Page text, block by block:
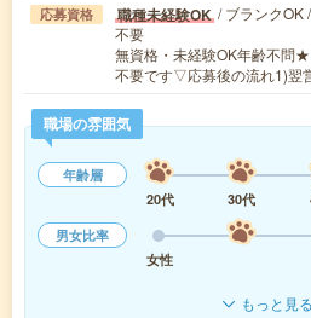
応募資格 職種未経験OK / ブランクOK
不要
無資格・未経験OK年齢不問
不要です▽応募後の流れ1)翌
職場の雰囲気
年齢層
20代
30代
男女比率
女性
もっと見る